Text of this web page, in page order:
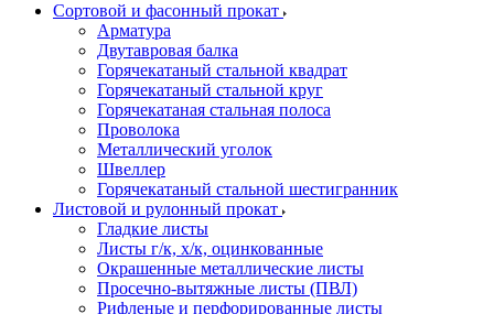
Сортовой и фасонный прокат
Арматура
Двутавровая балка
Горячекатаный стальной квадрат
Горячекатаный стальной круг
Горячекатаная стальная полоса
Проволока
Металлический уголок
Швеллер
Горячекатаный стальной шестигранник
Листовой и рулонный прокат
Гладкие листы
Листы г/к, х/к, оцинкованные
Окрашенные металлические листы
Просечно-вытяжные листы (ПВЛ)
Рифленые и перфорированные листы